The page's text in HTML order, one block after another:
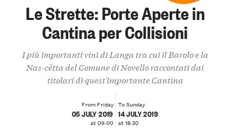
Le Strette: Porte Aperte in
Cantina per Collisioni
I più importanti vini di Langa tra cui il Barolo e la
Nas-cëtta del Comune di Novello raccontati dai
titolari di quest'importante Cantina
From Friday
05 JULY 2019
at 09:00
To Sunday
14 JULY 2019
at 18:30